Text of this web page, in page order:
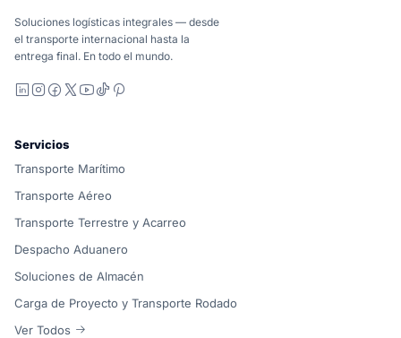
Soluciones logísticas integrales — desde
el transporte internacional hasta la
entrega final. En todo el mundo.
LinkedIn
Instagram
Facebook
X YouTube
TikTok
Servicios
Transporte Marítimo
Transporte Aéreo
Transporte Terrestre y Acarreo
Despacho Aduanero
Soluciones de Almacén
Carga de Proyecto y Transporte Rodado
Ver Todos